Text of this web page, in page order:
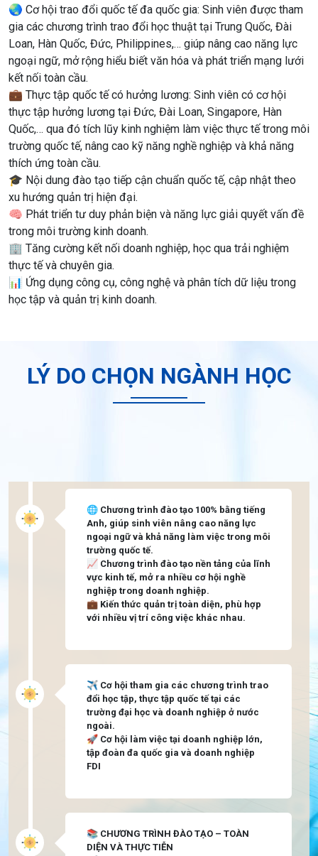
🌏 Cơ hội trao đổi quốc tế đa quốc gia: Sinh viên được tham
gia các chương trình trao đổi học thuật tại Trung Quốc, Đài
Loan, Hàn Quốc, Đức, Philippines,… giúp nâng cao năng lực
ngoại ngữ, mở rộng hiểu biết văn hóa và phát triển mạng lưới
kết nối toàn cầu.
💼 Thực tập quốc tế có hưởng lương: Sinh viên có cơ hội
thực tập hưởng lương tại Đức, Đài Loan, Singapore, Hàn
Quốc,… qua đó tích lũy kinh nghiệm làm việc thực tế trong môi
trường quốc tế, nâng cao kỹ năng nghề nghiệp và khả năng
thích ứng toàn cầu.
🎓 Nội dung đào tạo tiếp cận chuẩn quốc tế, cập nhật theo
xu hướng quản trị hiện đại.
🧠 Phát triển tư duy phản biện và năng lực giải quyết vấn đề
trong môi trường kinh doanh.
🏢 Tăng cường kết nối doanh nghiệp, học qua trải nghiệm
thực tế và chuyên gia.
📊 Ứng dụng công cụ, công nghệ và phân tích dữ liệu trong
học tập và quản trị kinh doanh.
LÝ DO CHỌN NGÀNH HỌC
🌐 Chương trình đào tạo 100% bằng tiếng
Anh, giúp sinh viên nâng cao năng lực
ngoại ngữ và khả năng làm việc trong môi
trường quốc tế.
📈 Chương trình đào tạo nền tảng của lĩnh
vực kinh tế, mở ra nhiều cơ hội nghề
nghiệp trong doanh nghiệp.
💼 Kiến thức quản trị toàn diện, phù hợp
với nhiều vị trí công việc khác nhau.
✈️ Cơ hội tham gia các chương trình trao
đổi học tập, thực tập quốc tế tại các
trường đại học và doanh nghiệp ở nước
ngoài.
🚀 Cơ hội làm việc tại doanh nghiệp lớn,
tập đoàn đa quốc gia và doanh nghiệp
FDI
📚 CHƯƠNG TRÌNH ĐÀO TẠO – TOÀN
DIỆN VÀ THỰC TIỄN